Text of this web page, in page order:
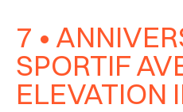
7 •
SPORTIF
ELEVATION